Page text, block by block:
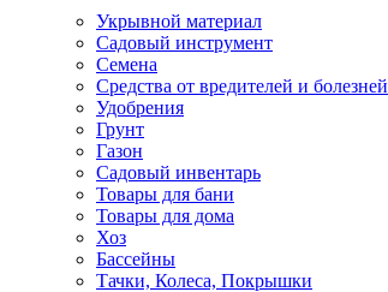
Укрывной материал
Садовый инструмент
Семена
Средства от вредителей и болезней
Удобрения
Грунт
Газон
Садовый инвентарь
Товары для бани
Товары для дома
Хоз
Бассейны
Тачки, Колеса, Покрышки